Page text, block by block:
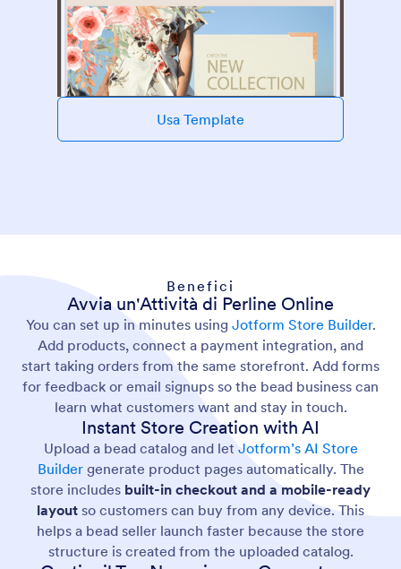
Usa Template
Benefici
Avvia un'Attività di Perline Online
You can set up in minutes using Jotform Store Builder.
Add products, connect a payment integration, and
start taking orders from the same storefront. Add forms
for feedback or email signups so the bead business can
learn what customers want and stay in touch.
Instant Store Creation with AI
Upload a bead catalog and let Jotform’s AI Store
Builder generate product pages automatically. The
store includes built-in checkout and a mobile-ready
layout so customers can buy from any device. This
helps a bead seller launch faster because the store
structure is created from the uploaded catalog.